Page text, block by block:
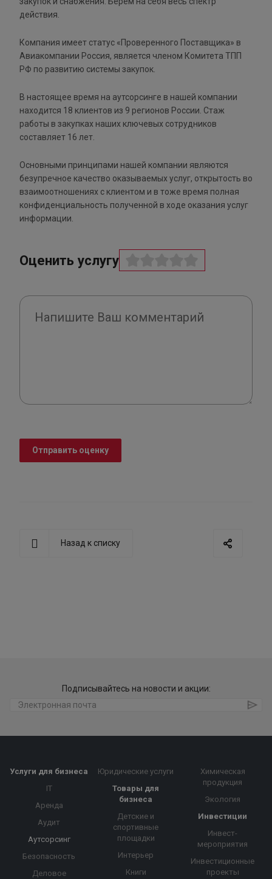
действия.
Компания имеет статус «Проверенного Поставщика» в
Авиакомпании Россия, является членом Комитета ТПП
РФ по развитию системы закупок.
В настоящее время на аутсорсинге в нашей компании
находится 18 клиентов из 9 регионов России. Стаж
работы в закупках наших ключевых сотрудников
составляет 16 лет.
Основными принципами нашей компании являются
безупречное качество оказываемых услуг, открытость во
взаимоотношениях с клиентом и в тоже время полная
конфиденциальность полученной в ходе оказания услуг
информации.
Оценить услугу
Отправить оценку
Назад к списку
Подписывайтесь на новости и акции:
Услуги для бизнеса
IT
Аренда
Аудит
Аутсорсинг
Безопасность
Деловое
Юридические услуги
Товары для
бизнеса
Детские и
спортивные
площадки
Интерьер
Книги
Химическая
продукция
Экология
Инвестиции
Инвест-
мероприятия
Инвестиционные
проекты